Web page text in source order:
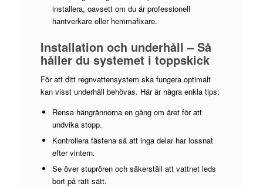
installera, oavsett om du är professionell
hantverkare eller hemmafixare.
Installation och underhåll – Så
håller du systemet i toppskick
För att ditt regnvattensystem ska fungera optimalt
kan visst underhåll behövas. Här är några enkla tips:
Rensa hängrännorna en gång om året för att
undvika stopp.
Kontrollera fästena så att inga delar har lossnat
efter vintern.
Se över stuprören och säkerställ att vattnet leds
bort på rätt sätt.